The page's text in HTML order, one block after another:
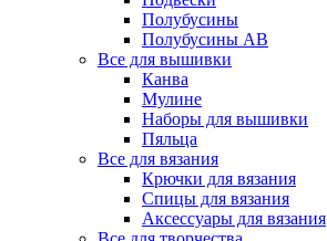
Полубусины
Полубусины AB
Все для вышивки
Канва
Мулине
Наборы для вышивки
Пяльца
Все для вязания
Крючки для вязания
Спицы для вязания
Аксессуары для вязания